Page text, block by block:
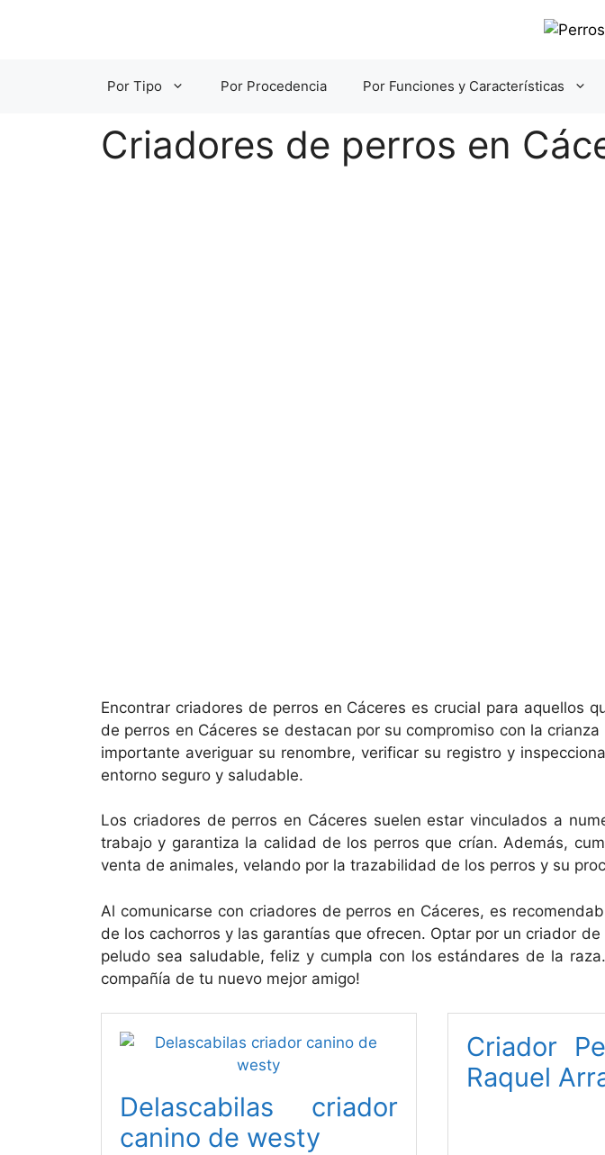
Por Tipo Por Procedencia Por Funciones y Características
Criadores de perros en
Encontrar criadores de perros en Cáceres es crucial para aquellos
de perros en Cáceres se destacan por su compromiso con la
importante averiguar su renombre, verificar su registro y
entorno seguro y saludable.
Los criadores de perros en Cáceres suelen estar vinculados a
trabajo y garantiza la calidad de los perros que crían. Además,
venta de animales, velando por la trazabilidad de los perros y su
Al comunicarse con criadores de perros en Cáceres, es
de los cachorros y las garantías que ofrecen. Optar por un criador
peludo sea saludable, feliz y cumpla con los estándares de la
compañía de tu nuevo mejor amigo!
Delascabilas criador
canino de westy
Criador
Raquel